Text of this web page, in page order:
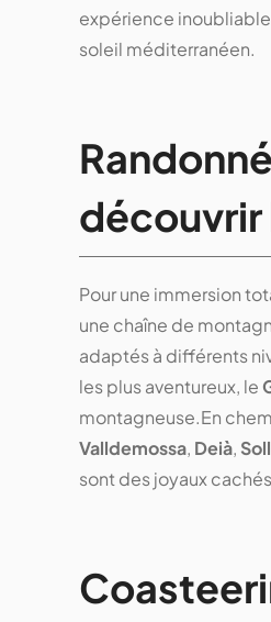
expérience
soleil méditerranéen.
découvrir
Pour une immersion
une chaîne de
adaptés à différents
les plus aventureux, le
montagneuse.En
Valldemossa, Deià,
sont des joyaux